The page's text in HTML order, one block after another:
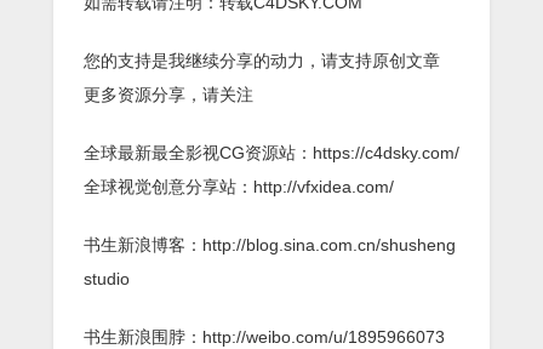
您的支持是我继续分享的动力，请支持原创文章
更多资源分享，请关注
全球最新最全影视CG资源站：https://c4dsky.com/
全球视觉创意分享站：http://vfxidea.com/
书生新浪博客：http://blog.sina.com.cn/shusheng
studio
书生新浪围脖：http://weibo.com/u/1895966073